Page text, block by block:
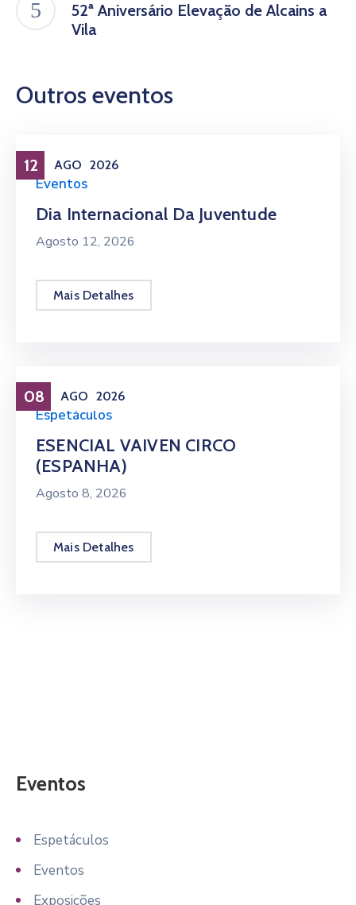
52ª Aniversário Elevação de Alcains a
Vila
Outros eventos
12 AGO 2026
Eventos
Dia Internacional Da Juventude
Agosto 12, 2026
Mais Detalhes
08 AGO 2026
Espetáculos
ESENCIAL VAIVEN CIRCO
(ESPANHA)
Agosto 8, 2026
Mais Detalhes
Eventos
Espetáculos
Eventos
Exposições